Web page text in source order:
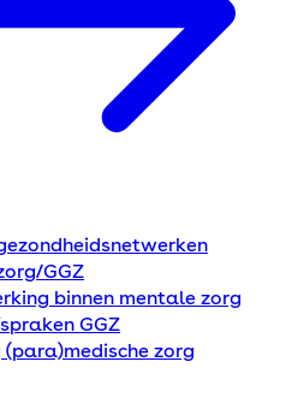
GGZ
binnen mentale zorg
GGZ
zorg